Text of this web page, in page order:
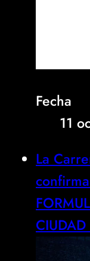
Fecha
11
La